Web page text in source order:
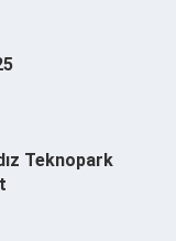
Teknopark